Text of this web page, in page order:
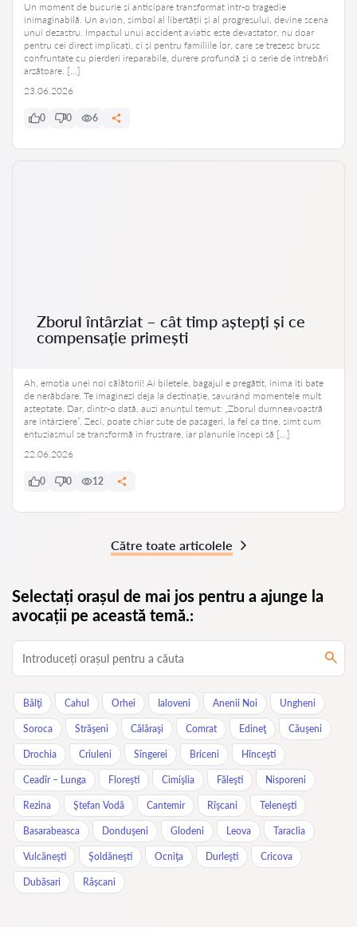
Un moment de bucurie și anticipare transformat într-o tragedie
inimaginabilă. Un avion, simbol al libertății și al progresului, devine scena
unui dezastru. Impactul unui accident aviatic este devastator, nu doar
pentru cei direct implicați, ci și pentru familiile lor, care se trezesc brusc
confruntate cu pierderi ireparabile, durere profundă și o serie de întrebări
arzătoare. […]
23.06.2026
0 0 6
Zborul întârziat – cât timp aștepți și ce
compensație primești
Ah, emoția unei noi călătorii! Ai biletele, bagajul e pregătit, inima îți bate
de nerăbdare. Te imaginezi deja la destinație, savurând momentele mult
așteptate. Dar, dintr-o dată, auzi anunțul temut: „Zborul dumneavoastră
are întârziere”. Zeci, poate chiar sute de pasageri, la fel ca tine, simt cum
entuziasmul se transformă în frustrare, iar planurile începi să […]
22.06.2026
0 0 12
Către toate articolele
Selectați orașul de mai jos pentru a ajunge la
avocații pe această temă.:
Bălţi Cahul Orhei Ialoveni Anenii Noi Ungheni
Soroca Străşeni Călăraşi Comrat Edineţ Căuşeni
Drochia Criuleni Sîngerei Briceni Hînceşti
Ceadîr – Lunga Floreşti Cimişlia Făleşti Nisporeni
Rezina Ştefan Vodă Cantemir Rîşcani Teleneşti
Basarabeasca Donduşeni Glodeni Leova Taraclia
Vulcăneşti Şoldăneşti Ocniţa Durleşti Cricova
Dubăsari Râșcani